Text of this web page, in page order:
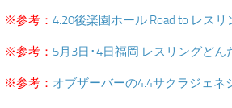
※参考： 4.20後楽園ホール Road to レス
※参考： 5月3日･4日福岡 レスリングどん
※参考： オブザーバーの4.4サクラジェネ